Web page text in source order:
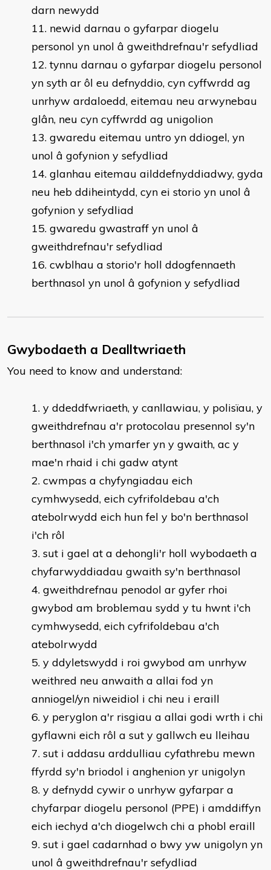
darn newydd
newid darnau o gyfarpar diogelu
personol yn unol â gweithdrefnau'r sefydliad
tynnu darnau o gyfarpar diogelu personol
yn syth ar ôl eu defnyddio, cyn cyffwrdd ag
unrhyw ardaloedd, eitemau neu arwynebau
glân, neu cyn cyffwrdd ag unigolion
gwaredu eitemau untro yn ddiogel, yn
unol â gofynion y sefydliad
glanhau eitemau ailddefnyddiadwy, gyda
neu heb ddiheintydd, cyn ei storio yn unol â
gofynion y sefydliad
gwaredu gwastraff yn unol â
gweithdrefnau'r sefydliad
cwblhau a storio'r holl ddogfennaeth
berthnasol yn unol â gofynion y sefydliad
Gwybodaeth a Dealltwriaeth
You need to know and understand:
y ddeddfwriaeth, y canllawiau, y polisïau, y
gweithdrefnau a'r protocolau presennol sy'n
berthnasol i'ch ymarfer yn y gwaith, ac y
mae'n rhaid i chi gadw atynt
cwmpas a chyfyngiadau eich
cymhwysedd, eich cyfrifoldebau a'ch
atebolrwydd eich hun fel y bo'n berthnasol
i'ch rôl
sut i gael at a dehongli'r holl wybodaeth a
chyfarwyddiadau gwaith sy'n berthnasol
gweithdrefnau penodol ar gyfer rhoi
gwybod am broblemau sydd y tu hwnt i'ch
cymhwysedd, eich cyfrifoldebau a'ch
atebolrwydd
y ddyletswydd i roi gwybod am unrhyw
weithred neu anwaith a allai fod yn
anniogel/yn niweidiol i chi neu i eraill
y peryglon a'r risgiau a allai godi wrth i chi
gyflawni eich rôl a sut y gallwch eu lleihau
sut i addasu arddulliau cyfathrebu mewn
ffyrdd sy'n briodol i anghenion yr unigolyn
y defnydd cywir o unrhyw gyfarpar a
chyfarpar diogelu personol (PPE) i amddiffyn
eich iechyd a'ch diogelwch chi a phobl eraill
sut i gael cadarnhad o bwy yw unigolyn yn
unol â gweithdrefnau'r sefydliad